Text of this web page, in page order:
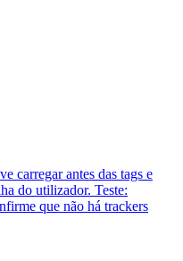
carregar antes das tags e
do utilizador. Teste:
que não há trackers